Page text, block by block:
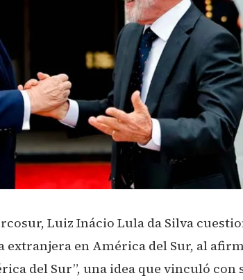
Luiz Inácio Lula da Silva
en América del Sur, al
del Sur”, una idea que vinculó con